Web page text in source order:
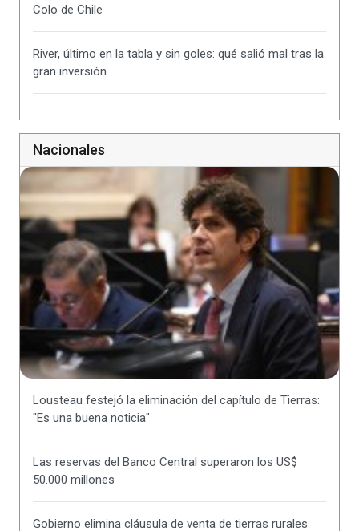
Colo de Chile
River, último en la tabla y sin goles: qué salió mal tras la
gran inversión
Nacionales
Lousteau festejó la eliminación del capítulo de Tierras:
"Es una buena noticia"
Las reservas del Banco Central superaron los US$
50.000 millones
Gobierno elimina cláusula de venta de tierras rurales